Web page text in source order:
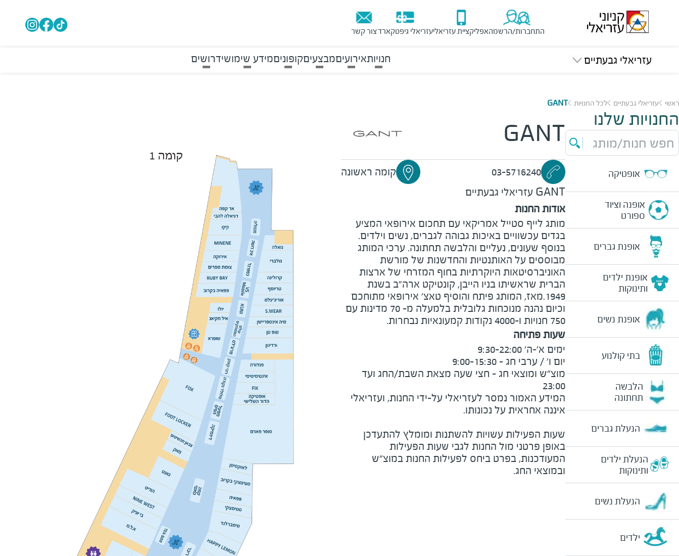
התחברות/הרשמהאפליקציית עזריאליעזריאלי גיפטקארדצור קשר
עזריאלי גבעתיים חנויותאירועיםמבצעיםקופוניםמידע שימושידרושים
ראשי עזריאלי גבעתיים לכל החנויות GANT
החנויות שלנו
חפש חנות/מותג
אופטיקה
אופנה וציוד
ספורט
אופנת גברים
אופנת ילדים
ותינוקות
אופנת נשים
בתי קולנוע
הלבשה
תחתונה
הנעלת גברים
הנעלת ילדים
ותינוקות
הנעלת נשים
ילדים
GANT
03-5716240
קומה ראשונה
GANT עזריאלי גבעתיים
אודות החנות
מותג לייף סטייל אמריקאי עם תחכום אירופאי המציע
בגדים עכשוויים באיכות גבוהה לגברים, נשים וילדים.
בנוסף שעונים, נעליים והלבשה תחתונה. ערכי המותג
מבוססים על האותנטיות והחדשנות של מורשת
האוניברסיטאות היוקרתיות בחוף המזרחי של ארצות
הברית שראשיתו בניו הייבן, קונטיקט ארה"ב בשנת
1949.מאז, המותג פיתח והוסיף טאצ' אירופאי מתוחכם
וכיום נהנה מנוכחות גלובלית בלמעלה מ- 70 מדינות עם
750 חנויות ו-4000 נקודות קמעונאיות נבחרות.
שעות פתיחה
23:00
המידע האמור נמסר לעזריאלי על-ידי החנות, ועזריאלי
שעות הפעילות עשויות להשתנות ומומלץ להתעדכן
באופן פרטני מול החנות לגבי שעות הפעילות
המעודכנות, בפרט ביחס לפעילות החנות במוצ"ש
ובמוצאי החג.